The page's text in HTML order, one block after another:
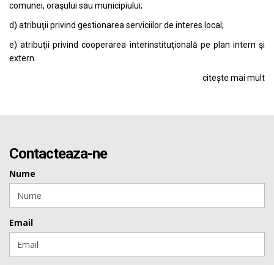
comunei, oraşului sau municipiului;
d) atribuţii privind gestionarea serviciilor de interes local;
e) atribuţii privind cooperarea interinstituţională pe plan intern şi
extern.
citește mai mult
Contacteaza-ne
Nume
Email